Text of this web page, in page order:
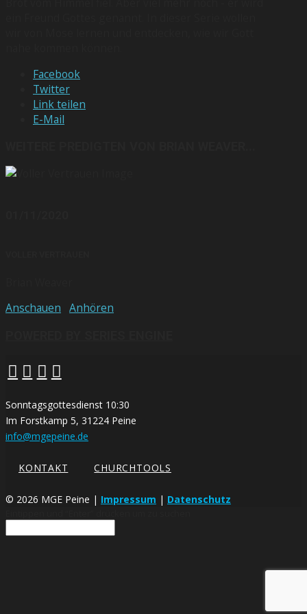
Facebook
Twitter
Link teilen
E-Mail
Anschauen Anhören
Sonntagsgottesdienst 10:30
Im Forstkamp 5, 31224 Peine
info@mgepeine.de
KONTAKT CHURCHTOOLS
© 2026 MGE Peine | Impressum | Datenschutz